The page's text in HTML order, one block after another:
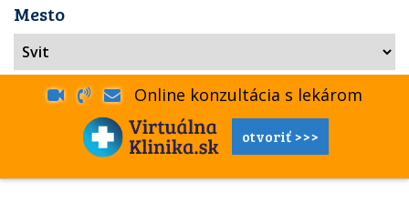
Mesto
Online konzultácia s lekárom
otvoriť >>>